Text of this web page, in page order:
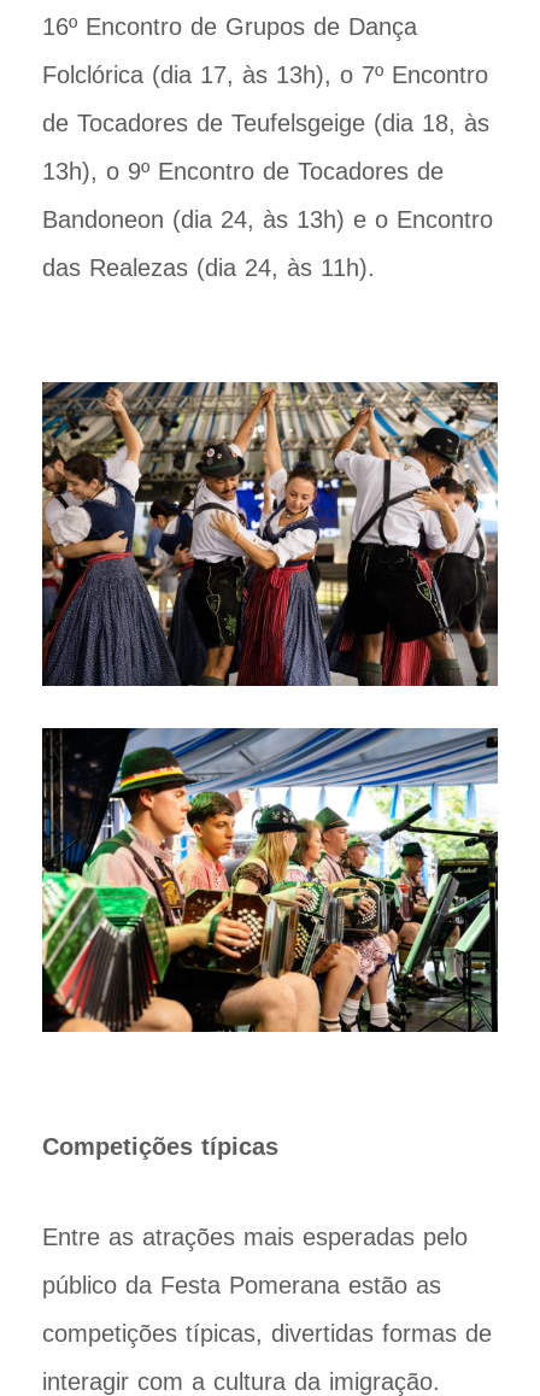
16º Encontro de Grupos de Dança
Folclórica (dia 17, às 13h), o 7º Encontro
de Tocadores de Teufelsgeige (dia 18, às
13h), o 9º Encontro de Tocadores de
Bandoneon (dia 24, às 13h) e o Encontro
das Realezas (dia 24, às 11h).
Competições típicas
Entre as atrações mais esperadas pelo
público da Festa Pomerana estão as
competições típicas, divertidas formas de
interagir com a cultura da imigração.